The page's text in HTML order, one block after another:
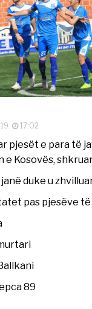
17:02
pjesët e para të
e Kosovës,
duke u
pas pjesëve të
89